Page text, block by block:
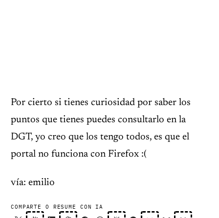
Por cierto si tienes curiosidad por saber los
puntos que tienes puedes consultarlo en la
DGT, yo creo que los tengo todos, es que el
portal no funciona con Firefox :(
vía: emilio
COMPARTE O RESUME CON IA